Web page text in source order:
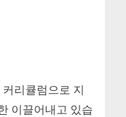
리큘럼으로 지
이끌어내고 있습